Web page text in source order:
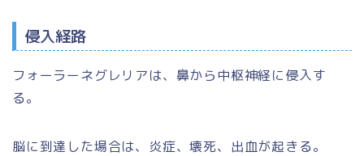
侵入経路
フォーラーネグレリアは、鼻から中枢神経に侵入す
る。
脳に到達した場合は、炎症、壊死、出血が起きる。